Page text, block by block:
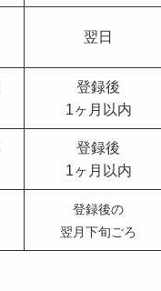
翌日
登録後
1ヶ月以内
登録後
1ヶ月以内
登録後の
翌月下旬ごろ